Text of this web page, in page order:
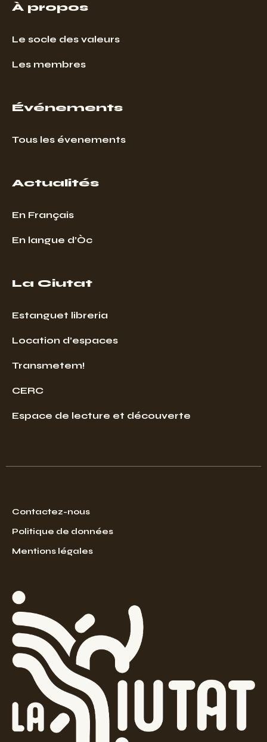
À propos
Le socle des valeurs
Les membres
Événements
Tous les évenements
Actualités
En Français
En langue d’Òc
La Ciutat
Estanguet libreria
Location d’espaces
Transmetem!
CERC
Espace de lecture et découverte
Contactez-nous
Politique de données
Mentions légales